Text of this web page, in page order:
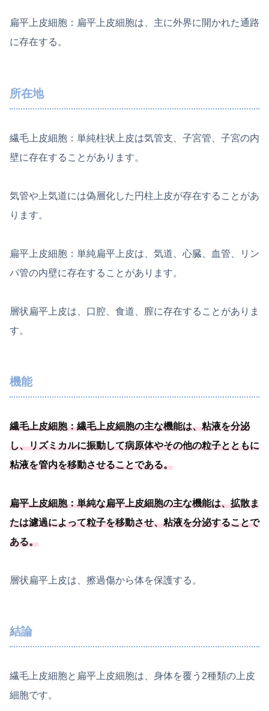
扁平上皮細胞：扁平上皮細胞は、主に外界に開かれた通路
に存在する。
所在地
繊毛上皮細胞：単純柱状上皮は気管支、子宮管、子宮の内
壁に存在することがあります。
気管や上気道には偽層化した円柱上皮が存在することがあ
ります。
扁平上皮細胞：単純扁平上皮は、気道、心臓、血管、リン
パ管の内壁に存在することがあります。
層状扁平上皮は、口腔、食道、膣に存在することがありま
す。
機能
繊毛上皮細胞：繊毛上皮細胞の主な機能は、粘液を分泌
し、リズミカルに振動して病原体やその他の粒子とともに
粘液を管内を移動させることである。
扁平上皮細胞：単純な扁平上皮細胞の主な機能は、拡散ま
たは濾過によって粒子を移動させ、粘液を分泌することで
ある。
層状扁平上皮は、擦過傷から体を保護する。
結論
繊毛上皮細胞と扁平上皮細胞は、身体を覆う2種類の上皮
細胞です。